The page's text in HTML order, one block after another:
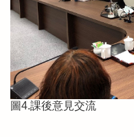
圖4.課後意見交流